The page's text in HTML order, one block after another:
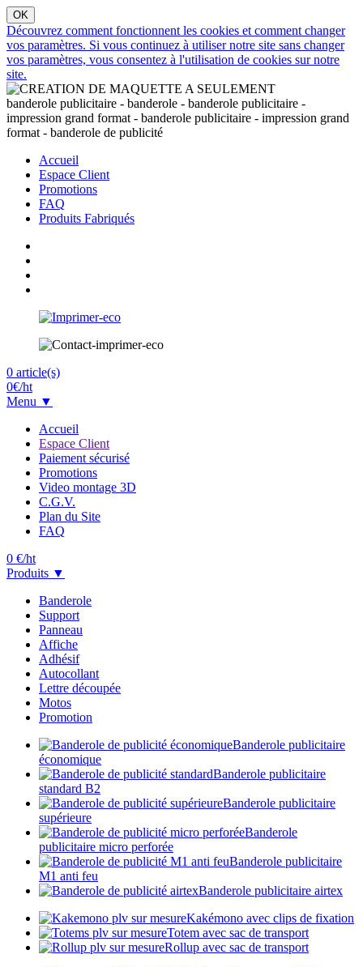
Découvrez comment fonctionnent les cookies et comment changer
vos paramètres. Si vous continuez à utiliser notre site sans changer
vos paramètres, vous consentez à l'utilisation de cookies sur notre
site.
banderole publicitaire - banderole - banderole publicitaire -
impression grand format - banderole publicitaire - impression grand
format - banderole de publicité
Accueil
Espace Client
Promotions
FAQ
Produits Fabriqués
0 article(s)
0€/ht
Menu ▼
Accueil
Espace Client
Paiement sécurisé
Promotions
Video montage 3D
C.G.V.
Plan du Site
FAQ
0 €/ht
Produits ▼
Banderole
Support
Panneau
Affiche
Adhésif
Autocollant
Lettre découpée
Motos
Promotion
Banderole publicitaire
économique
Banderole publicitaire
standard B2
Banderole publicitaire
supérieure
Banderole
publicitaire micro perforée
Banderole publicitaire
M1 anti feu
Banderole publicitaire airtex
Kakémono avec clips de fixation
Totem avec sac de transport
Rollup avec sac de transport